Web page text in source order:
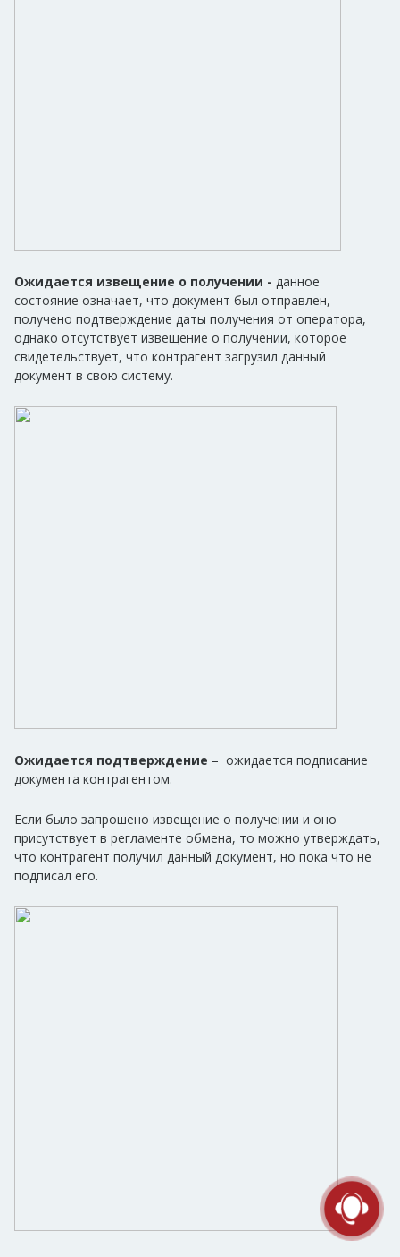
Ожидается извещение о получении - данное
состояние означает, что документ был отправлен,
получено подтверждение даты получения от оператора,
однако отсутствует извещение о получении, которое
свидетельствует, что контрагент загрузил данный
документ в свою систему.
Ожидается подтверждение – ожидается подписание
документа контрагентом.
Если было запрошено извещение о получении и оно
присутствует в регламенте обмена, то можно утверждать,
что контрагент получил данный документ, но пока что не
подписал его.